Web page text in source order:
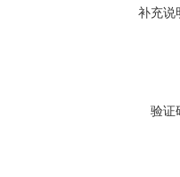
补充说
验证